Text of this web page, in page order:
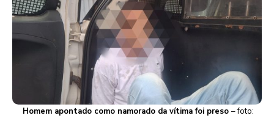
Homem apontado como namorado da vítima foi preso – foto: